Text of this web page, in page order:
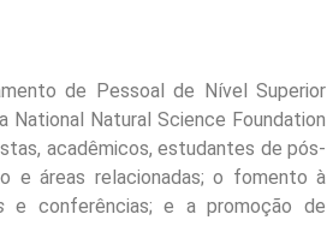
de Pessoal de Nível Superior
National Natural Science Foundation
acadêmicos, estudantes de pós-
e áreas relacionadas; o fomento à
e conferências; e a promoção de